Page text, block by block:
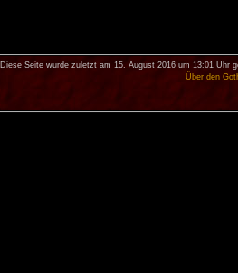
Diese Seite wurde zuletzt am 15. August 2016 um 13:01 Uhr
Über den